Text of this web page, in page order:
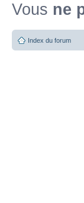
Vous ne
Index du forum